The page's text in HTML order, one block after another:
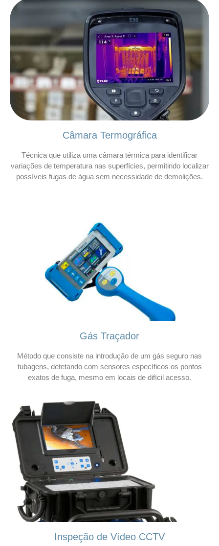
Câmara Termográfica
Técnica que utiliza uma câmara térmica para identificar
variações de temperatura nas superfícies, permitindo localizar
possíveis fugas de água sem necessidade de demolições.
Gás Traçador
Método que consiste na introdução de um gás seguro nas
tubagens, detetando com sensores específicos os pontos
exatos de fuga, mesmo em locais de difícil acesso.
Inspeção de Vídeo CCTV